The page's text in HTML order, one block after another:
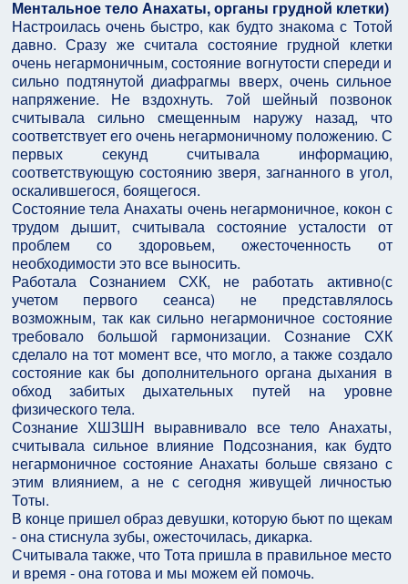
Ментальное тело Анахаты, органы грудной клетки)
Настроилась очень быстро, как будто знакома с Тотой
давно. Сразу же считала состояние грудной клетки
очень негармоничным, состояние вогнутости спереди и
сильно подтянутой диафрагмы вверх, очень сильное
напряжение. Не вздохнуть. 7ой шейный позвонок
считывала сильно смещенным наружу назад, что
соответствует его очень негармоничному положению. С
первых секунд считывала информацию,
соответствующую состоянию зверя, загнанного в угол,
оскалившегося, боящегося.
Состояние тела Анахаты очень негармоничное, кокон с
трудом дышит, считывала состояние усталости от
проблем со здоровьем, ожесточенность от
необходимости это все выносить.
Работала Сознанием СХК, не работать активно(с
учетом первого сеанса) не представлялось
возможным, так как сильно негармоничное состояние
требовало большой гармонизации. Сознание СХК
сделало на тот момент все, что могло, а также создало
состояние как бы дополнительного органа дыхания в
обход забитых дыхательных путей на уровне
физического тела.
Сознание ХШЗШН выравнивало все тело Анахаты,
считывала сильное влияние Подсознания, как будто
негармоничное состояние Анахаты больше связано с
этим влиянием, а не с сегодня живущей личностью
Тоты.
В конце пришел образ девушки, которую бьют по щекам
- она стиснула зубы, ожесточилась, дикарка.
Считывала также, что Тота пришла в правильное место
и время - она готова и мы можем ей помочь.